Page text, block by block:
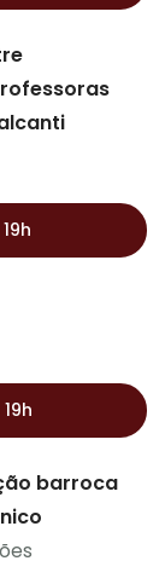
barroca